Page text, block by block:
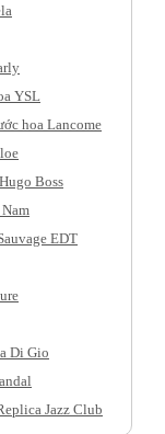
YSL
hoa Lancome
Boss
EDT
Di Gio
Jazz Club